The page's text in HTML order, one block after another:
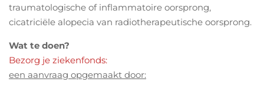
traumatologische of inflammatoire oorsprong,
cicatriciële alopecia van radiotherapeutische oorsprong.
Wat te doen?
Bezorg je ziekenfonds:
een aanvraag opgemaakt door: